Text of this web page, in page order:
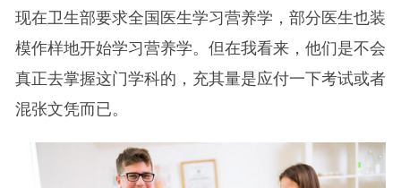
现在卫生部要求全国医生学习营养学，部分医生也装
模作样地开始学习营养学。但在我看来，他们是不会
真正去掌握这门学科的，充其量是应付一下考试或者
混张文凭而已。